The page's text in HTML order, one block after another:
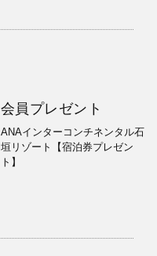
会員プレゼント
ANAインターコンチネンタル石
垣リゾート【宿泊券プレゼン
ト】